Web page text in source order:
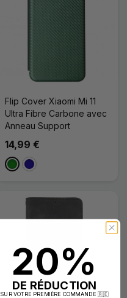
Flip Cover Xiaomi Mi 11
Ultra Fibre Carbone avec
Anneau Support
14,99 €
VertBleu Foncé
20%
DE RÉDUCTION
SUR VOTRE PREMIÈRE COMMANDE 🇷🇪